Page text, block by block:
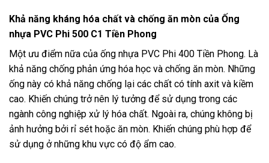
Khả năng kháng hóa chất và chống ăn mòn của Ống
nhựa PVC Phi 500 C1 Tiền Phong
Một ưu điểm nữa của ống nhựa PVC Phi 400 Tiền Phong. Là
khả năng chống phản ứng hóa học và chống ăn mòn. Những
ống này có khả năng chống lại các chất có tính axit và kiềm
cao. Khiến chúng trở nên lý tưởng để sử dụng trong các
ngành công nghiệp xử lý hóa chất. Ngoài ra, chúng không bị
ảnh hưởng bởi rỉ sét hoặc ăn mòn. Khiến chúng phù hợp để
sử dụng ở những khu vực có độ ẩm cao.